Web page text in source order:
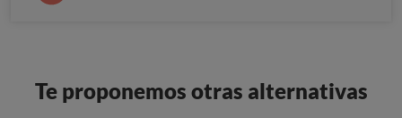
Te proponemos otras alternativas